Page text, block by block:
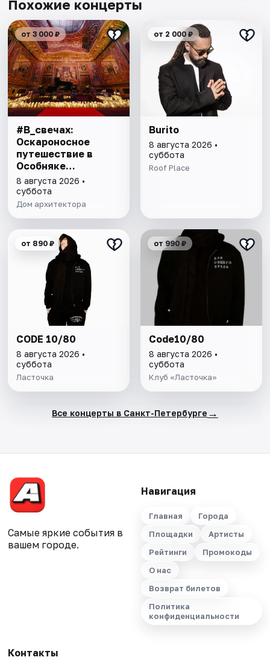
Похожие концерты
от 3 000 ₽
#В_свечах:
Оскароносное
путешествие в
Особняке
Половцова
8 августа 2026 •
суббота
Дом архитектора
от 2 000 ₽
Burito
8 августа 2026 •
суббота
Roof Place
от 890 ₽
CODE 10/80
8 августа 2026 •
суббота
Ласточка
от 990 ₽
Code10/80
8 августа 2026 •
суббота
Клуб «Ласточка»
Все концерты в Санкт-Петербурге →
Самые яркие события в
вашем городе.
Навигация
Главная
Города
Площадки
Артисты
Рейтинги
Промокоды
О нас
Возврат билетов
Политика
конфиденциальности
Контакты